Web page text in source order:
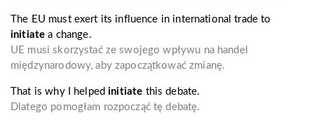
The EU must exert its influence in international trade to
initiate a change.
UE musi skorzystać ze swojego wpływu na handel
międzynarodowy, aby zapoczątkować zmianę.
That is why I helpedinitiate this debate.
Dlatego pomogłam rozpocząć tę debatę.